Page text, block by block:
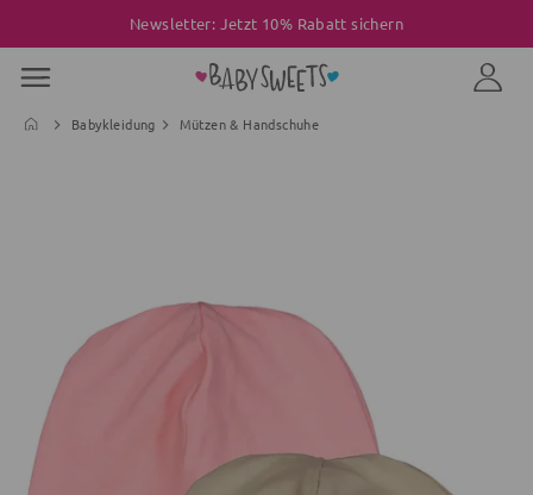
Newsletter: Jetzt 10% Rabatt sichern
Babykleidung Mützen & Handschuhe